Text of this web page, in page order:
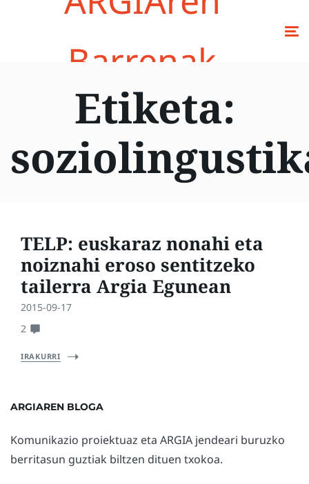
Barrenak
Etiketa:
TELP: euskaraz nonahi eta
noiznahi eroso sentitzeko
tailerra Argia Egunean
2015-09-17
2
IRAKURRI
ARGIAREN BLOGA
Komunikazio proiektuaz eta ARGIA jendeari buruzko
berritasun guztiak biltzen dituen txokoa.